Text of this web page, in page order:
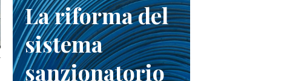
La riforma del
sistema
sanzionatorio